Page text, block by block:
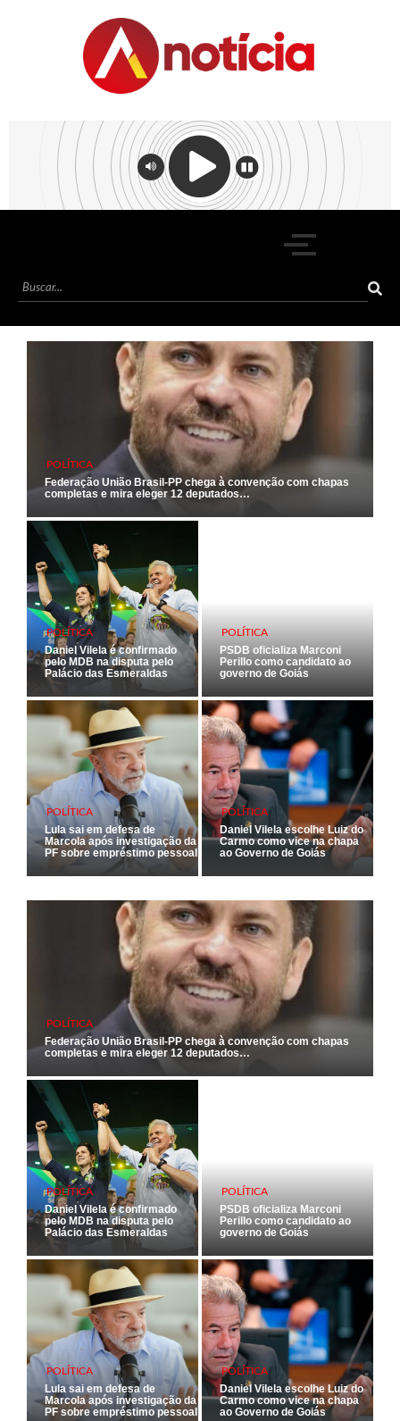
POLÍTICA
Federação União Brasil-PP chega à convenção com chapas
completas e mira eleger 12 deputados…
POLÍTICA
Daniel Vilela é confirmado
pelo MDB na disputa pelo
Palácio das Esmeraldas
POLÍTICA
PSDB oficializa Marconi
Perillo como candidato ao
governo de Goiás
POLÍTICA
Lula sai em defesa de
Marcola após investigação da
PF sobre empréstimo pessoal
POLÍTICA
Daniel Vilela escolhe Luiz do
Carmo como vice na chapa
ao Governo de Goiás
POLÍTICA
Federação União Brasil-PP chega à convenção com chapas
completas e mira eleger 12 deputados…
POLÍTICA
Daniel Vilela é confirmado
pelo MDB na disputa pelo
Palácio das Esmeraldas
POLÍTICA
PSDB oficializa Marconi
Perillo como candidato ao
governo de Goiás
POLÍTICA
Lula sai em defesa de
Marcola após investigação da
PF sobre empréstimo pessoal
POLÍTICA
Daniel Vilela escolhe Luiz do
Carmo como vice na chapa
ao Governo de Goiás